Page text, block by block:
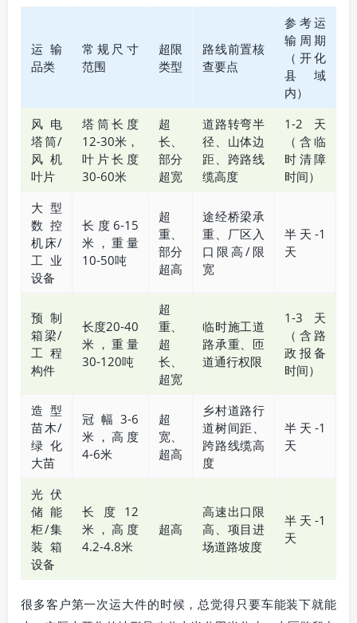
运输
品类
常规尺寸
范围
超限
类型
路线前置核
查要点
参考运
输周期
（开化
县域
内）
风电
塔筒/
风机
叶片
塔筒长度
12-30米，
叶片长度
30-60米
超
长、
部分
超宽
道路转弯半
径、山体边
距、跨路线
缆高度
1-2天
（含临
时清障
时间）
大型
数控
机床/
工业
设备
长度6-15
米，重量
10-50吨
超
重、
部分
超高
途经桥梁承
重、厂区入
口限高/限
宽
半天-1
天
预制
箱梁/
工程
构件
长度20-40
米，重量
30-120吨
超
重、
超
长、
超宽
临时施工道
路承重、匝
道通行权限
1-3天
（含路
政报备
时间）
造型
苗木/
绿化
大苗
冠幅3-6
米，高度
4-6米
超
宽、
超高
乡村道路行
道树间距、
跨路线缆高
度
半天-1
天
光伏
储能
柜/集
装箱
设备
长度12
米，高度
4.2-4.8米
超高
高速出口限
高、项目进
场道路坡度
半天-1
天
很多客户第一次运大件的时候，总觉得只要车能装下就能